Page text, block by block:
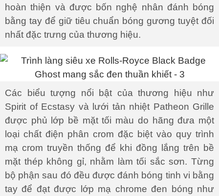
hoàn thiện và được bốn nghệ nhân đánh bóng
bằng tay để giữ tiêu chuẩn bóng gương tuyệt đối
nhất đặc trưng của thương hiệu.
Các biểu tượng nổi bật của thương hiệu như
Spirit of Ecstasy và lưới tản nhiệt Patheon Grille
được phủ lớp bề mặt tối màu do hãng đưa một
loại chất điện phân crom đặc biệt vào quy trình
mạ crom truyền thống để khi đồng lắng trên bề
mặt thép không gỉ, nhằm làm tối sắc sơn. Từng
bộ phận sau đó đều được đánh bóng tinh vi bằng
tay để đạt được lớp mạ chrome đen bóng như